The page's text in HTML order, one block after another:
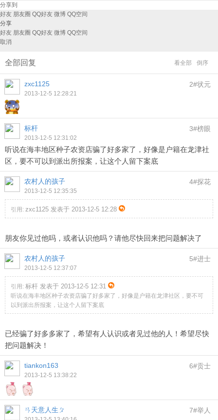
分享到
好友 朋友圈 QQ好友 微博 QQ空间
分享
好友 朋友圈 QQ好友 微博 QQ空间
取消
全部回复 倒序
看全部
zxc1125
2013-12-5 12:28:21
2#状元
标杆
2013-12-5 12:31:02
3#榜眼
听说在海丰地区种子农资店骗了好多家了，好像是户籍在龙津社
区，要不可以到派出所报案，让这个人留下案底
农村人的孩子
2013-12-5 12:35:35
4#探花
引用: zxc1125 发表于 2013-12-5 12:28
朋友你见过他吗，或者认识他吗？请他尽快回来把问题解决了
农村人的孩子
2013-12-5 12:37:07
5#进士
引用: 标杆 发表于 2013-12-5 12:31
听说在海丰地区种子农资店骗了好多家了，好像是户籍在龙津社区，要不可
以到派出所报案，让这个人留下案底
已经骗了好多多家了，希望有人认识或者见过他的人！希望尽快
把问题解决！
tiankon163
2013-12-5 13:38:22
6#贡士
ㄢ天意人生ㄆ 7#举人